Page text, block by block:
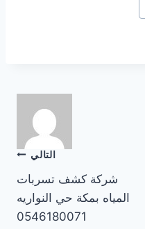
التالي
شركة كشف تسربات
المياه بمكة حي النواريه
0546180071